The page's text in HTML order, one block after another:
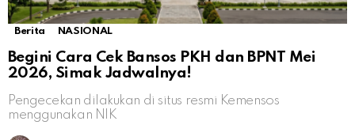
Berita NASIONAL
Begini Cara Cek Bansos PKH dan BPNT Mei
2026, Simak Jadwalnya!
Pengecekan dilakukan di situs resmi Kemensos
menggunakan NIK